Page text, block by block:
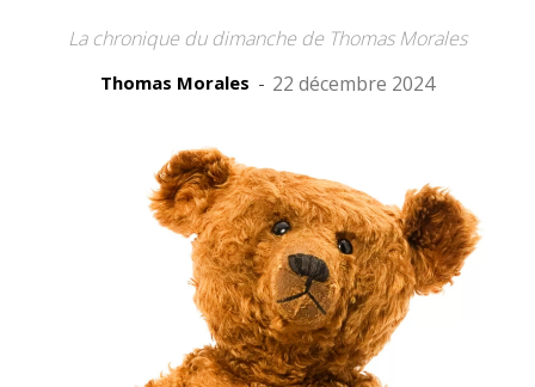
La chronique du dimanche de Thomas Morales
Thomas Morales - 22 décembre 2024